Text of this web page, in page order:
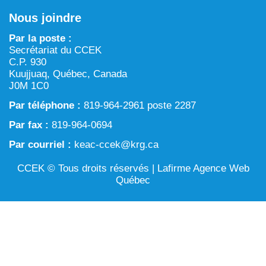
ARTIN : Aménagement du territoire/région marine et
procédure d’examen des projets
Processus prévu à la Loi sur l’évaluation d’impact
Activités d’exploitation et d’exploration minières
Eau
Aménagement et gestion du territoire
Conservation et biodiversité
Nous joindre
Par la poste :
Secrétariat du CCEK
C.P. 930
Kuujjuaq, Québec, Canada
J0M 1C0
Par téléphone : 819-964-2961 poste 2287
Par fax : 819-964-0694
Par courriel : keac-ccek@krg.ca
CCEK © Tous droits réservés | Lafirme Agence Web
Québec